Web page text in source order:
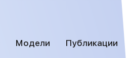
Модели Публикации